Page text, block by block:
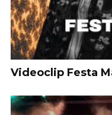
Videoclip Festa